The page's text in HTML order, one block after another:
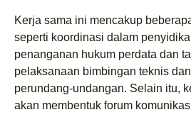
Kerja sama ini mencakup
seperti koordinasi dalam
penanganan hukum perdata dan
pelaksanaan bimbingan teknis
perundang-undangan. Selain itu,
akan membentuk forum